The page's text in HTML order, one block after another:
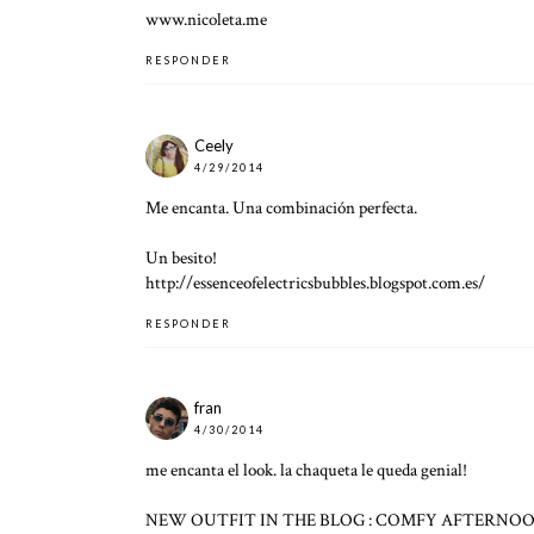
www.nicoleta.me
RESPONDER
Ceely
4/29/2014
Me encanta. Una combinación perfecta.
Un besito!
http://essenceofelectricsbubbles.blogspot.com.es/
RESPONDER
fran
4/30/2014
me encanta el look. la chaqueta le queda genial!
NEW OUTFIT IN THE BLOG : COMFY